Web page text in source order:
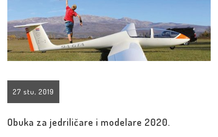
27 stu, 2019
Obuka za jedriličare i modelare 2020.